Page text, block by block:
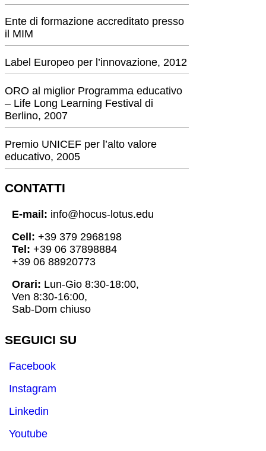
Ente di formazione accreditato presso
il MIM
Label Europeo per l’innovazione, 2012
ORO al miglior Programma educativo
– Life Long Learning Festival di
Berlino, 2007
Premio UNICEF per l’alto valore
educativo, 2005
CONTATTI
E-mail: info@hocus-lotus.edu
Cell: +39 379 2968198
Tel: +39 06 37898884
+39 06 88920773
Orari: Lun-Gio 8:30-18:00,
Ven 8:30-16:00,
Sab-Dom chiuso
SEGUICI SU
Facebook
Instagram
Linkedin
Youtube